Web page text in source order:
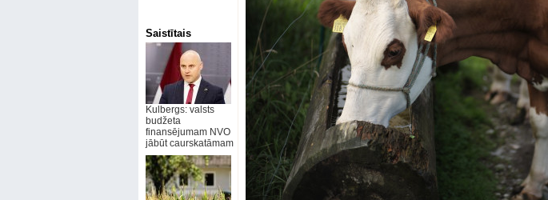
Saistītais
Kulbergs: valsts
budžeta
finansējumam NVO
jābūt caurskatāmam